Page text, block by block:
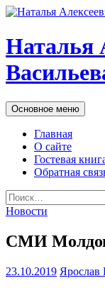
Наталья
Поиск
Основное меню
к
Главная
О сайте
Гостевая
Обратная
Найти:
Новости
СМИ
23.10.2019 Ярослав